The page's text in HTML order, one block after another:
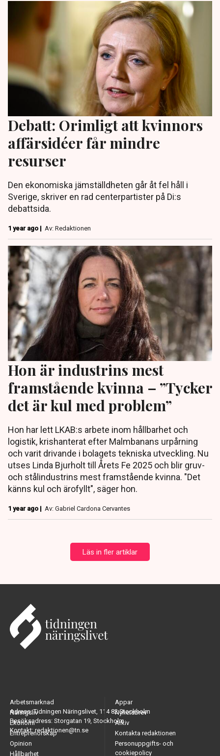
Debatt: Orimligt att kvinnors
affärsidéer får mindre
resurser
Den ekonomiska jämställdheten går åt fel håll i
Sverige, skriver en rad centerpartister på Di:s
debattsida.
1 year ago | Av: Redaktionen
Hon är industrins mest
framstående kvinna – ”Tycker
det är kul med problem”
Hon har lett LKAB:s arbete inom hållbarhet och
logistik, krishanterat efter Malmbanans urpårning
och varit drivande i bolagets tekniska utveckling. Nu
utses Linda Bjurholt till Årets Fe 2025 och blir gruv-
och stålindustrins mest framstående kvinna. "Det
känns kul och ärofyllt", säger hon.
1 year ago | Av: Gabriel Cardona Cervantes
Läs in fler artiklar
Adress: Tidningen Näringslivet, 114 82 Stockholm
Besöksadress: Storgatan 19, Stockholm
Kontakt: redaktionen@tn.se
Arbetsmarknad
Näringsliv
Ekonomi
Entreprenörskap
Opinion
Hållbarhet
Appar
Nyhetsbrev
Arkiv
Kontakta redaktionen
Personuppgifts- och
cookiepolicy